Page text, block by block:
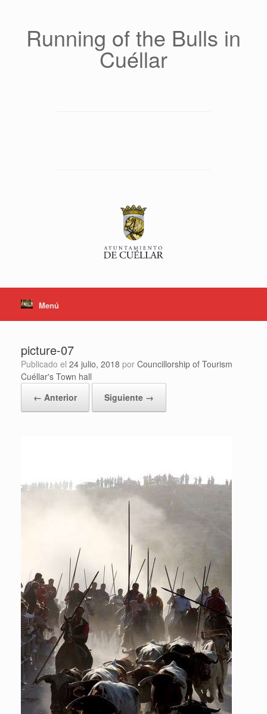
Running of the Bulls in
Cuéllar
Menú
picture-07
Publicado el 24 julio, 2018 por Councillorship of Tourism
Cuéllar's Town hall
← Anterior
Siguiente →